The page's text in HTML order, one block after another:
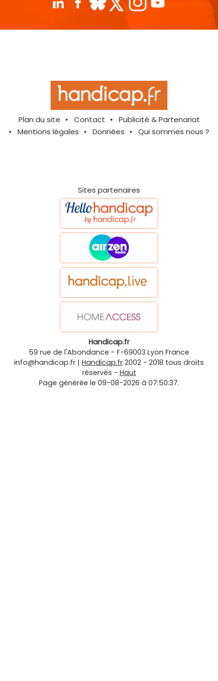
Plan du site Contact
Publicité & Partenariat
Mentions légales
Données Qui sommes nous ?
Sites partenaires
Handicap.fr
59 rue de l'Abondance - F-69003 Lyon France
info@handicap.fr | Handicap.fr 2002 - 2018 tous droits
réservés - Haut
Page générée le 09-08-2026 à 07:50:37.